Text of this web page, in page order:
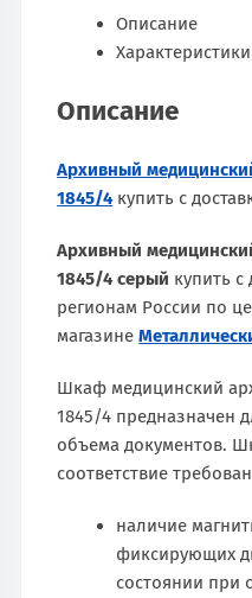
Описание
Характеристики
Описание
Архивный
1845/4купить с
Архивный
1845/4 серый купить
регионам России по
магазине
Шкаф медицинский
1845/4 предназначен
объема документов.
соответствие
наличие
фиксирующих
состоянии при